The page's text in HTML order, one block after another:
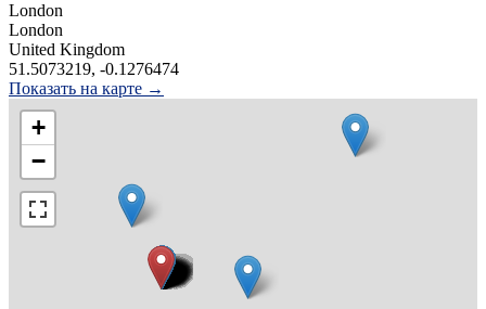
London
London
United Kingdom
51.5073219, -0.1276474
Показать на карте →
+
−